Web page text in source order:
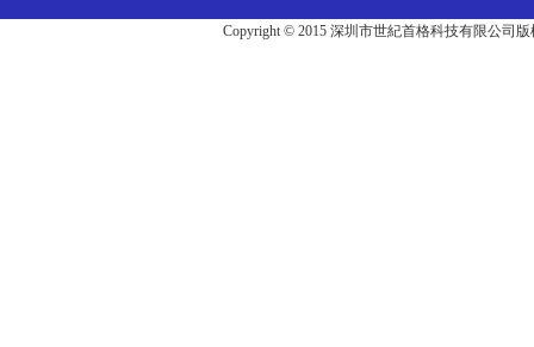
Copyright © 2015 深圳市世紀首格科技有限公司